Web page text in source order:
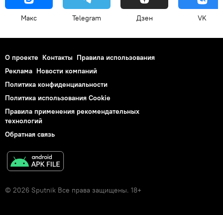
Макс Telegram Дзен VK
О проекте Контакты Правила использования
Реклама Новости компаний
Политика конфиденциальности
Политика использования Cookie
Правила применения рекомендательных
технологий
Обратная связь
© 2026 Sputnik Все права защищены. 18+